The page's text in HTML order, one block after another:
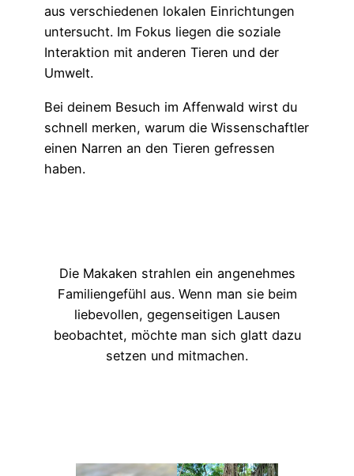
aus verschiedenen lokalen Einrichtungen
untersucht. Im Fokus liegen die soziale
Interaktion mit anderen Tieren und der
Umwelt.
Bei deinem Besuch im Affenwald wirst du
schnell merken, warum die Wissenschaftler
einen Narren an den Tieren gefressen
haben.
Die Makaken strahlen ein angenehmes
Familiengefühl aus. Wenn man sie beim
liebevollen, gegenseitigen Lausen
beobachtet, möchte man sich glatt dazu
setzen und mitmachen.